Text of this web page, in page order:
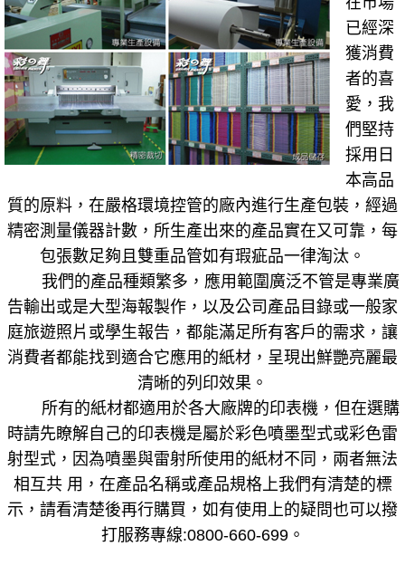
已經深
獲消費
者的喜
愛，我
們堅持
採用日
本高品
質的原料，在嚴格環境控管的廠內進行生產包裝，經過
精密測量儀器計數，所生產出來的產品實在又可靠，每
包張數足夠且雙重品管如有瑕疵品一律淘汰。
我們的產品種類繁多，應用範圍廣泛不管是專業廣
告輸出或是大型海報製作，以及公司產品目錄或一般家
庭旅遊照片或學生報告，都能滿足所有客戶的需求，讓
消費者都能找到適合它應用的紙材，呈現出鮮艷亮麗最
清晰的列印效果。
所有的紙材都適用於各大廠牌的印表機，但在選購
時請先瞭解自己的印表機是屬於彩色噴墨型式或彩色雷
射型式，因為噴墨與雷射所使用的紙材不同，兩者無法
相互共 用，在產品名稱或產品規格上我們有清楚的標
示，請看清楚後再行購買，如有使用上的疑問也可以撥
打服務專線:0800-660-699。